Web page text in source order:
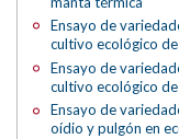
Ensayo de
cultivo ecológico
Ensayo de
cultivo ecológico
Ensayo de
oídio y pulgón en